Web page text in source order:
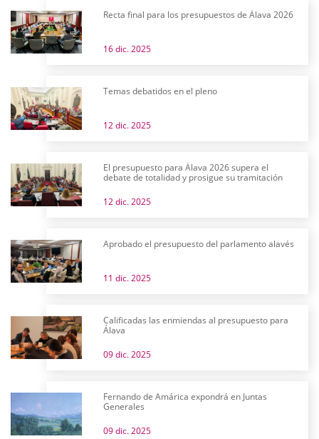
Recta final para los presupuestos de Álava 2026
16 dic. 2025
Temas debatidos en el pleno
12 dic. 2025
El presupuesto para Álava 2026 supera el
debate de totalidad y prosigue su tramitación
12 dic. 2025
Aprobado el presupuesto del parlamento alavés
11 dic. 2025
Calificadas las enmiendas al presupuesto para
Álava
09 dic. 2025
Fernando de Amárica expondrá en Juntas
Generales
09 dic. 2025